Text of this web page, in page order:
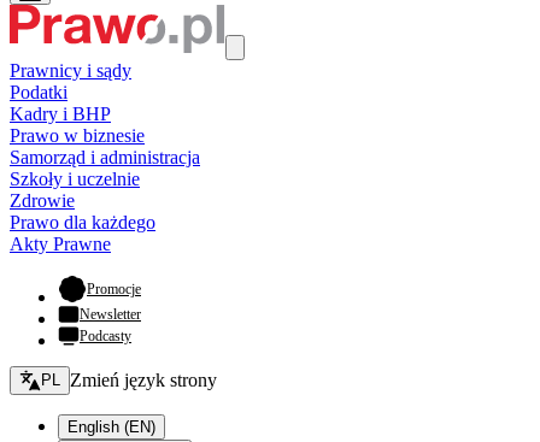
Prawnicy i sądy
Podatki
Kadry i BHP
Prawo w biznesie
Samorząd i administracja
Szkoły i uczelnie
Zdrowie
Prawo dla każdego
Akty Prawne
Promocje- otwiera się w nowej karcie
Newsletter
Podcasty
Zmień język - bieżący:
PL Zmień język strony
English (EN)